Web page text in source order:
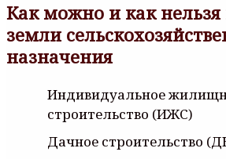
Как можно и как нельзя
земли
назначения
Индивидуальное
строительство (ИЖС)
Дачное строительство